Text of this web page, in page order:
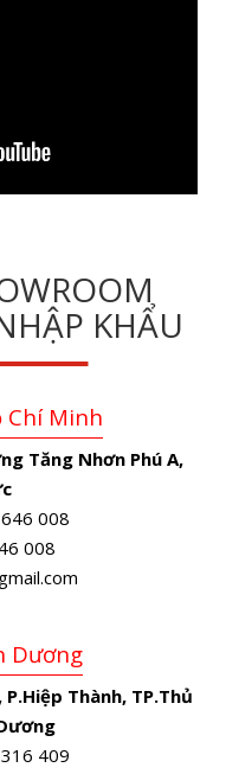
KHẨU
Chí Minh
Tăng Nhơn Phú A,
008
008
Dương
Thành, TP.Thủ
409